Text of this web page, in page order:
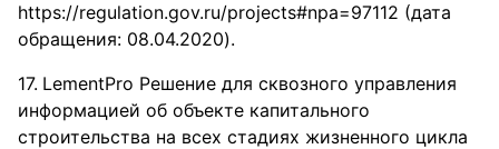
https://regulation.gov.ru/projects#npa=97112 (дата
обращения: 08.04.2020).
LementPro Решение для сквозного управления
информацией об объекте капитального
строительства на всех стадиях жизненного цикла